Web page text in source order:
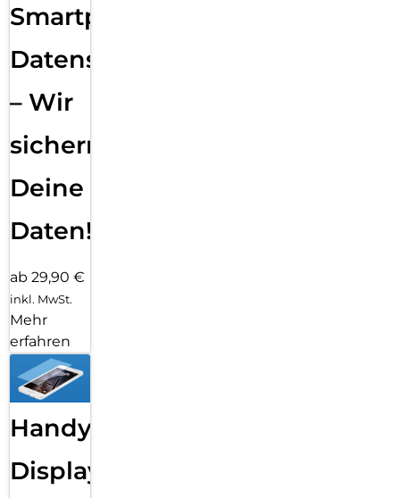
Smartphone
Datensicherung
– Wir
sichern
Deine
Daten!
ab 29,90 €
inkl. MwSt.
Mehr
erfahren
Handy
Displayfolie